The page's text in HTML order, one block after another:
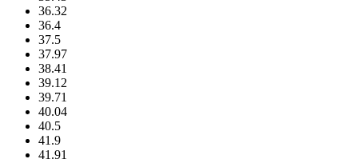
36.32
36.4
37.5
37.97
38.41
39.12
39.71
40.04
40.5
41.9
41.91